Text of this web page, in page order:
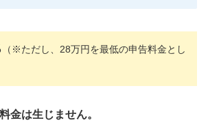
（※ただし、28万円を最低の申告料金とし
金は生じません。